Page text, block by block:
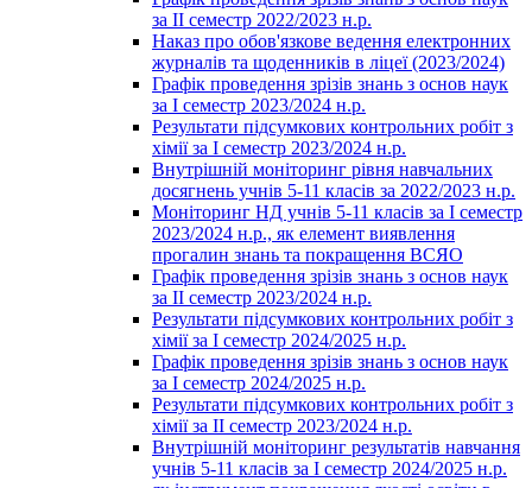
за ІІ семестр 2022/2023 н.р.
Наказ про обов'язкове ведення електронних
журналів та щоденників в ліцеї (2023/2024)
Графік проведення зрізів знань з основ наук
за І семестр 2023/2024 н.р.
Результати підсумкових контрольних робіт з
хімії за І семестр 2023/2024 н.р.
Внутрішній моніторинг рівня навчальних
досягнень учнів 5-11 класів за 2022/2023 н.р.
Моніторинг НД учнів 5-11 класів за І семестр
2023/2024 н.р., як елемент виявлення
прогалин знань та покращення ВСЯО
Графік проведення зрізів знань з основ наук
за ІІ семестр 2023/2024 н.р.
Результати підсумкових контрольних робіт з
хімії за І семестр 2024/2025 н.р.
Графік проведення зрізів знань з основ наук
за І семестр 2024/2025 н.р.
Результати підсумкових контрольних робіт з
хімії за ІІ семестр 2023/2024 н.р.
Внутрішній моніторинг результатів навчання
учнів 5-11 класів за І семестр 2024/2025 н.р.